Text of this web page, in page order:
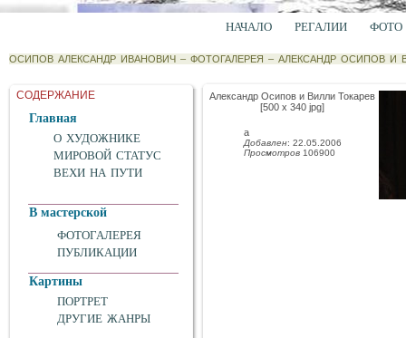
НАЧАЛО РЕГАЛИИ ФОТО
ОСИПОВ АЛЕКСАНДР ИВАНОВИЧ – ФОТОГАЛЕРЕЯ – АЛЕКСАНДР ОСИПОВ И
СОДЕРЖАНИЕ
Главная
О ХУДОЖНИКЕ
МИРОВОЙ СТАТУС
ВЕХИ НА ПУТИ
В мастерской
ФОТОГАЛЕРЕЯ
ПУБЛИКАЦИИ
Картины
ПОРТРЕТ
ДРУГИЕ ЖАНРЫ
Александр Осипов и Вилли Токарев
[500 x 340 jpg]
а
Добавлен: 22.05.2006
Просмотров106900